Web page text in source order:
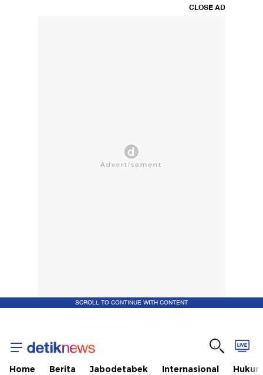
CLOSE AD
SCROLL TO CONTINUE WITH CONTENT
Home Berita Jabodetabek Internasional Hukum